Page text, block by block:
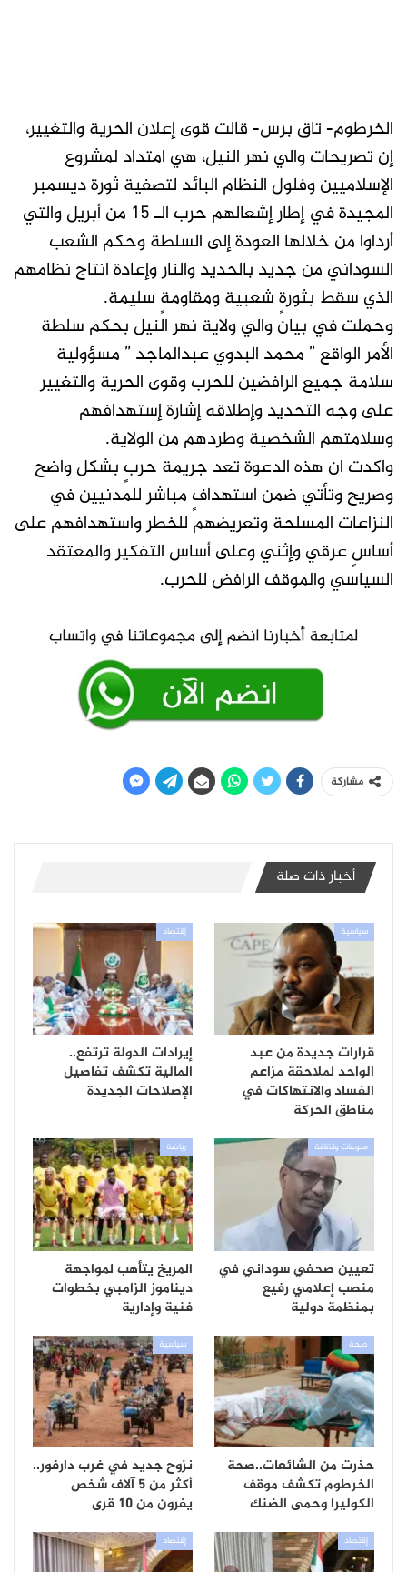
الخرطوم- تاق برس- قالت قوى إعلان الحرية والتغيير،
إن تصريحات والي نهر النيل، هي امتداد لمشروع
الإسلاميين وفلول النظام البائد لتصفية ثورة ديسمبر
المجيدة في إطار إشعالهم حرب الـ 15 من أبريل والتي
أرداوا من خلالها العودة إلى السلطة وحكم الشعب
السوداني من جديد بالحديد والنار وإعادة انتاج نظامهم
الذي سقط بثورةٍ شعبية ومقاومةٍ سليمة.
وحملت في بيان والي ولاية نهر النيل بحكم سلطة
الأمر الواقع ” محمد البدوي عبدالماجد ” مسؤولية
سلامة جميع الرافضين للحرب وقوى الحرية والتغيير
على وجه التحديد وإطلاقه إشارة إستهدافهم
وسلامتهم الشخصية وطردهم من الولاية.
واكدت ان هذه الدعوة تعد جريمة حربٍ بشكل واضح
وصريح وتأتي ضمن استهدافٍ مباشر للمدنيين في
النزاعات المسلحة وتعريضهم للخطر واستهدافهم على
أساسٍ عرقي وإثني وعلى أساس التفكير والمعتقد
السياسي والموقف الرافض للحرب.
مشاركة
أخبار ذات صلة
سياسية
قرارات جديدة من عبد
الواحد لملاحقة مزاعم
الفساد والانتهاكات في
مناطق الحركة
إقتصاد
إيرادات الدولة ترتفع..
المالية تكشف تفاصيل
الإصلاحات الجديدة
منوعات وثقافة
تعيين صحفي سوداني في
منصب إعلامي رفيع
بمنظمة دولية
رياضة
المريخ يتأهب لمواجهة
ديناموز الزامبي بخطوات
فنية وإدارية
صحة
حذرت من الشائعات..صحة
الخرطوم تكشف موقف
الكوليرا وحمى الضنك
سياسية
نزوح جديد في غرب دارفور..
أكثر من 5 آلاف شخص
يفرون من 10 قرى
إقتصاد إقتصاد